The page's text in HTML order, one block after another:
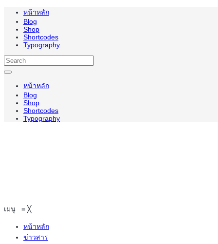
หน้าหลัก
Blog
Shop
Shortcodes
Typography
หน้าหลัก
Blog
Shop
Shortcodes
Typography
เมนู ≡ ╳
หน้าหลัก
ข่าวสาร